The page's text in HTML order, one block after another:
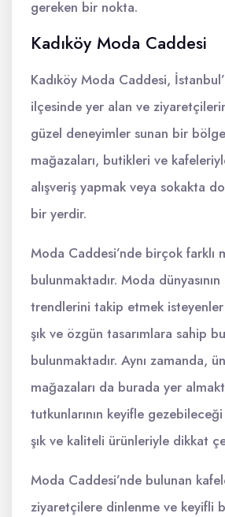
gereken bir nokta.
Kadıköy Moda Caddesi
Kadıköy Moda Caddesi,
ilçesinde yer alan ve
güzel deneyimler sunan bir
mağazaları, butikleri ve
alışveriş yapmak veya sokakta
bir yerdir.
Moda Caddesi’nde birçok farklı
bulunmaktadır. Moda
trendlerini takip etmek
şık ve özgün tasarımlara sahip
bulunmaktadır. Aynı zamanda,
mağazaları da burada yer
tutkunlarının keyifle
şık ve kaliteli ürünleriyle dikkat
Moda Caddesi’nde bulunan
ziyaretçilere dinlenme ve keyifli